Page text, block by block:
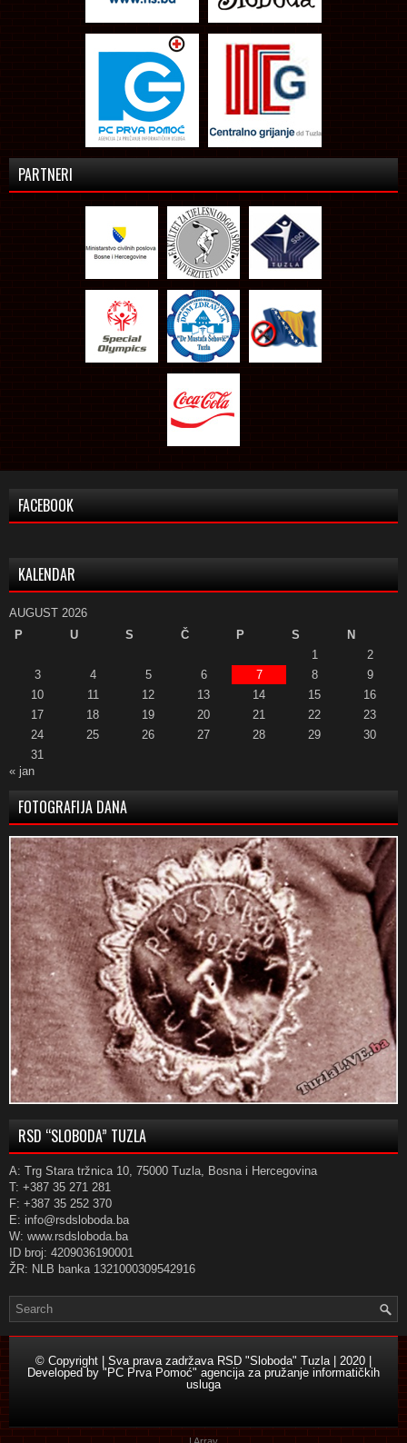
PARTNERI
FACEBOOK
KALENDAR
AUGUST 2026
P
U S Č P S
N
1
2
3
4 5 6 7 8
9
10
11 12 13 14 15
16
17
18 19 20 21 22
23
24
25 26 27 28 29
30
31
« jan
FOTOGRAFIJA DANA
RSD “SLOBODA” TUZLA
A: Trg Stara tržnica 10, 75000 Tuzla, Bosna i Hercegovina
T: +387 35 271 281
F: +387 35 252 370
E: info@rsdsloboda.ba
W: www.rsdsloboda.ba
ID broj: 4209036190001
ŽR: NLB banka 1321000309542916
© Copyright | Sva prava zadržava RSD "Sloboda" Tuzla | 2020 |
Developed by "PC Prva Pomoć" agencija za pružanje informatičkih
usluga